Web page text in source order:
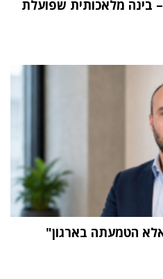
"העתיד הוא Physical AI – בינה מלאכותית שפועלת